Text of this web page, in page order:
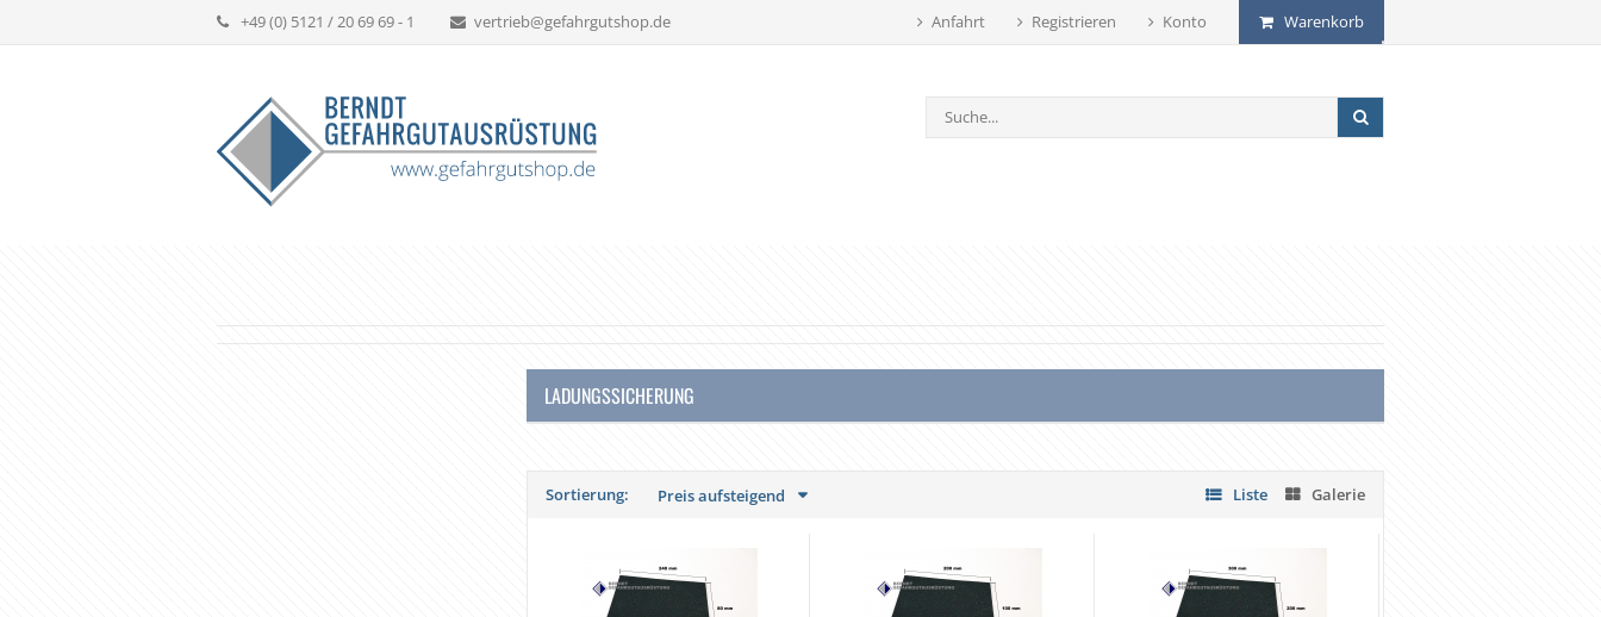
+49 (0) 5121 / 20 69 69 - 1 vertrieb@gefahrgutshop.de Anfahrt Registrieren Konto Warenkorb
LADUNGSSICHERUNG
Sortierung: Preis aufsteigend Liste Galerie